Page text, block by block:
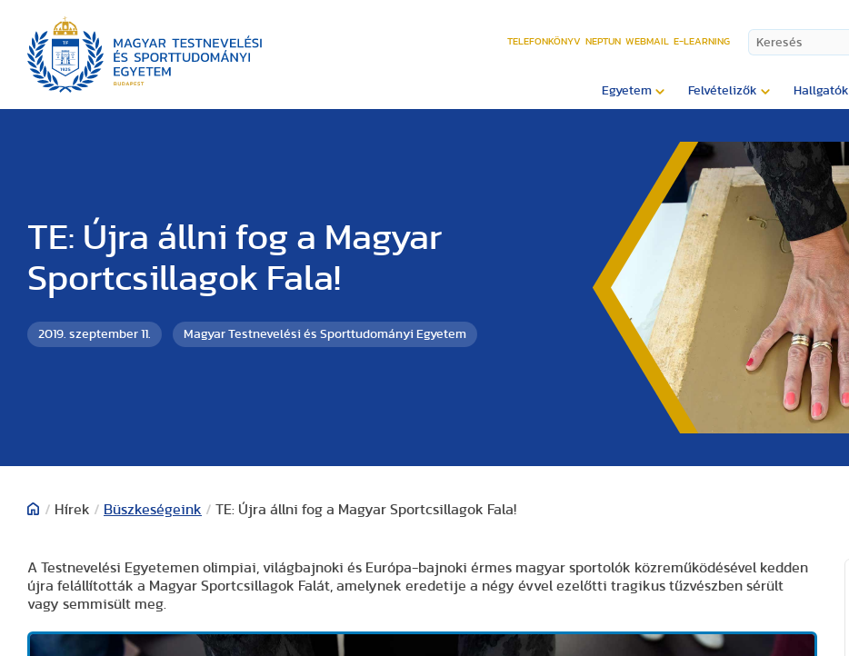
TELEFONKÖNYV NEPTUN WEBMAIL E-LEARNING
Egyetem Felvételizők Hallgatók
TE: Újra állni fog a Magyar
Sportcsillagok Fala!
2019. szeptember 11. Magyar Testnevelési és Sporttudományi Egyetem
/ Hírek / Büszkeségeink / TE: Újra állni fog a Magyar Sportcsillagok Fala!
A Testnevelési Egyetemen olimpiai, világbajnoki és Európa-bajnoki érmes magyar sportolók közreműködésével kedden
újra felállították a Magyar Sportcsillagok Falát, amelynek eredetije a négy évvel ezelőtti tragikus tűzvészben sérült
vagy semmisült meg.